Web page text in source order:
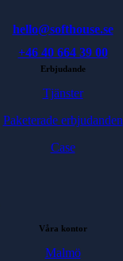
hello@softhouse.se
+46 40 664 39 00
Erbjudande
Tjänster
Paketerade erbjudanden
Case
Våra kontor
Malmö